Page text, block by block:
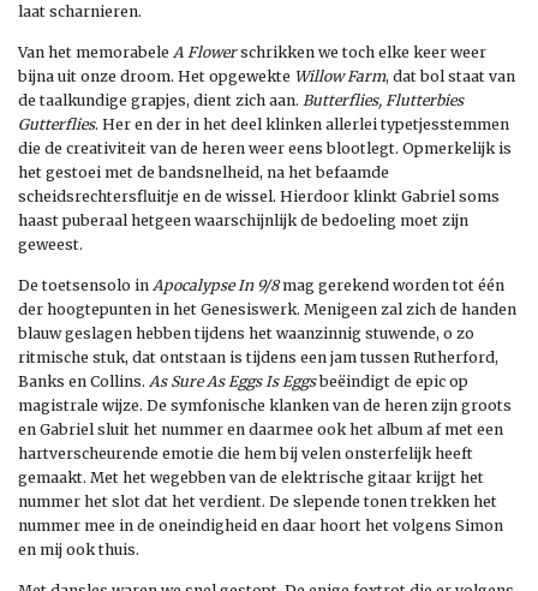
laat scharnieren.
Van het memorabele A Flowerschrikken we toch elke keer weer
bijna uit onze droom. Het opgewekte Willow Farm, dat bol staat van
de taalkundige grapjes, dient zich aan. Butterflies, Flutterbies
Gutterflies. Her en der in het deel klinken allerlei typetjesstemmen
die de creativiteit van de heren weer eens blootlegt. Opmerkelijk is
het gestoei met de bandsnelheid, na het befaamde
scheidsrechtersfluitje en de wissel. Hierdoor klinkt Gabriel soms
haast puberaal hetgeen waarschijnlijk de bedoeling moet zijn
geweest.
De toetsensolo in Apocalypse In 9/8mag gerekend worden tot één
der hoogtepunten in het Genesiswerk. Menigeen zal zich de handen
blauw geslagen hebben tijdens het waanzinnig stuwende, o zo
ritmische stuk, dat ontstaan is tijdens een jam tussen Rutherford,
Banks en Collins. As Sure As Eggs Is Eggsbeëindigt de epic op
magistrale wijze. De symfonische klanken van de heren zijn groots
en Gabriel sluit het nummer en daarmee ook het album af met een
hartverscheurende emotie die hem bij velen onsterfelijk heeft
gemaakt. Met het wegebben van de elektrische gitaar krijgt het
nummer het slot dat het verdient. De slepende tonen trekken het
nummer mee in de oneindigheid en daar hoort het volgens Simon
en mij ook thuis.